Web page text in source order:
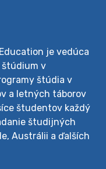
je vedúca
štúdium v
štúdia v
a letných táborov
študentov každý
študijných
Austrálii a ďalších